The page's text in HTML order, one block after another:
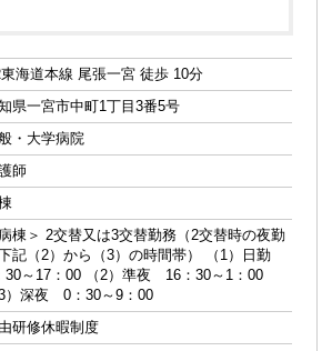
海道本線 尾張一宮 徒歩 10分
県一宮市中町1丁目3番5号
・大学病院
師
棟＞ 2交替又は3交替勤務（2交替時の夜勤
記（2）から（3）の時間帯） （1）日勤
30～17：00 （2）準夜 16：30～1：00
3）深夜 0：30～9：00
研修休暇制度